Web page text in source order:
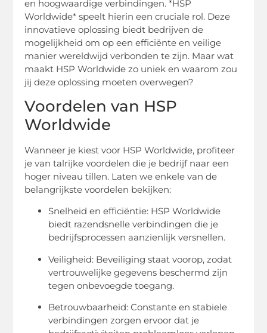
en hoogwaardige verbindingen. *HSP
Worldwide* speelt hierin een cruciale rol. Deze
innovatieve oplossing biedt bedrijven de
mogelijkheid om op een efficiënte en veilige
manier wereldwijd verbonden te zijn. Maar wat
maakt HSP Worldwide zo uniek en waarom zou
jij deze oplossing moeten overwegen?
Voordelen van HSP
Worldwide
Wanneer je kiest voor HSP Worldwide, profiteer
je van talrijke voordelen die je bedrijf naar een
hoger niveau tillen. Laten we enkele van de
belangrijkste voordelen bekijken:
Snelheid en efficiëntie: HSP Worldwide
biedt razendsnelle verbindingen die je
bedrijfsprocessen aanzienlijk versnellen.
Veiligheid: Beveiliging staat voorop, zodat
vertrouwelijke gegevens beschermd zijn
tegen onbevoegde toegang.
Betrouwbaarheid: Constante en stabiele
verbindingen zorgen ervoor dat je